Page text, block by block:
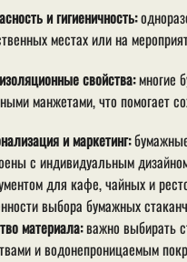
и гигиеничность:
местах или на
свойства:многие
манжетами, что помогает
и маркетинг:
с индивидуальным
для кафе, чайных и
выбора бумажных
материала:важно выбирать
и водонепроницаемым